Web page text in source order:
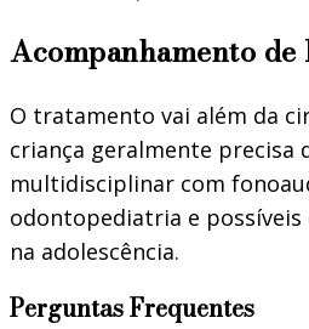
Acompanhamento
O tratamento vai além da
criança geralmente precisa
multidisciplinar com
odontopediatria e possíveis
na adolescência.
Perguntas Frequentes